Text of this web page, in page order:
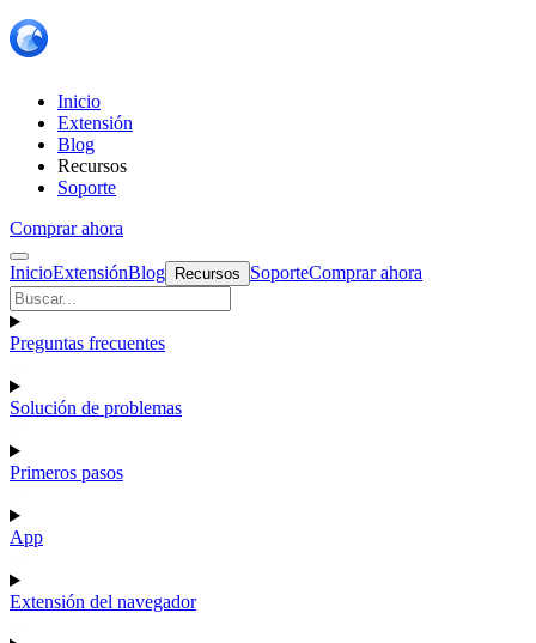
Inicio
Extensión
Blog
Recursos
Soporte
Comprar ahora
InicioExtensiónBlog Recursos SoporteComprar ahora
Preguntas frecuentes
Solución de problemas
Primeros pasos
App
Extensión del navegador